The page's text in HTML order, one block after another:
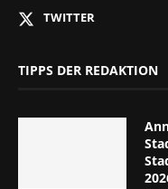
TWITTER
TIPPS DER REDAKTION